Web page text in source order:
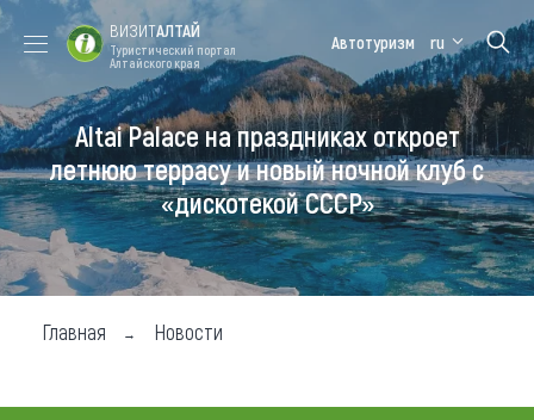
Форум VISIT
ALTAI
Цветение
маральника
Медицинский
форум
Алтайская
зимовка
Туры
Где побывать
Чем заняться
ВИЗИТАЛТАЙ
Туристический портал
Алтайского края
Автотуризм ru
Altai Palace на праздниках откроет
летнюю террасу и новый ночной клуб с
«дискотекой СССР»
Главная Новости